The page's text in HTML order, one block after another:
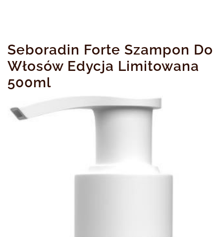
Seboradin Forte Szampon Do
Włosów Edycja Limitowana
500ml